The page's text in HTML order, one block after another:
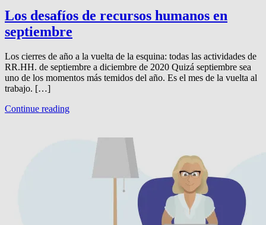
Los desafíos de recursos humanos en
septiembre
Los cierres de año a la vuelta de la esquina: todas las actividades de
RR.HH. de septiembre a diciembre de 2020 Quizá septiembre sea
uno de los momentos más temidos del año. Es el mes de la vuelta al
trabajo. […]
Continue reading